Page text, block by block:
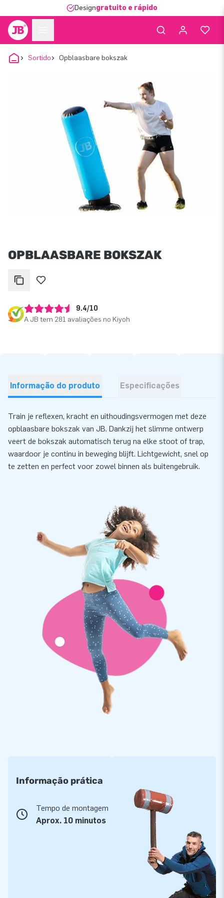
Designgratuito e rápido
Sortido Opblaasbare bokszak
OPBLAASBARE BOKSZAK
9.4/10
A JB tem 281 avaliações no Kiyoh
Informação do produto Especificações
Train je reflexen, kracht en uithoudingsvermogen met deze
opblaasbare bokszak van JB. Dankzij het slimme ontwerp
veert de bokszak automatisch terug na elke stoot of trap,
waardoor je continu in beweging blijft. Lichtgewicht, snel op
te zetten en perfect voor zowel binnen als buitengebruik.
Informação prática
Tempo de montagem
Aprox. 10 minutos